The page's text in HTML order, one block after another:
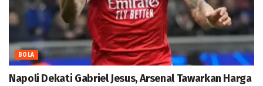
BOLA
Napoli Dekati Gabriel Jesus, Arsenal Tawarkan Harga